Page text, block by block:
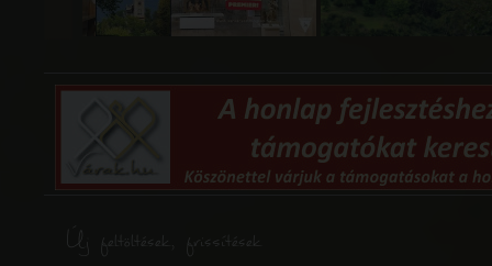
Új feltöltések, frissítések